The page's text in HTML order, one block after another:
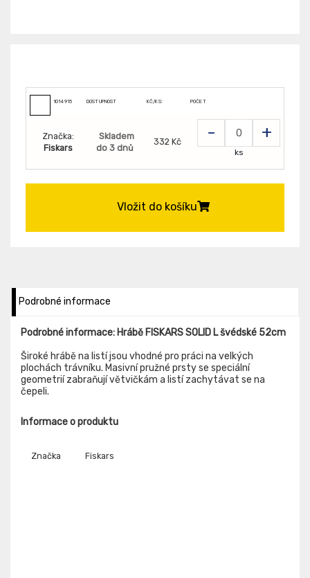
1014915 DOSTUPNOST KČ/KS: POČET
Značka:
Fiskars
Skladem
do 3 dnů
332 Kč - +
ks
Vložit do košíku
Podrobné informace
Podrobné informace: Hrábě FISKARS SOLID L švédské 52cm
Široké hrábě na listí jsou vhodné pro práci na velkých
plochách trávníku. Masivní pružné prsty se speciální
geometrií zabraňují větvičkám a listí zachytávat se na
čepeli.
Informace o produktu
Značka Fiskars